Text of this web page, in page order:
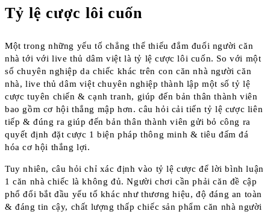
Tỷ lệ cược lôi cuốn
Một trong những yếu tố chẳng thể thiếu đắm đuối người căn
nhà tới với live thủ dâm việt là tỷ lệ cược lôi cuốn. So với một
số chuyên nghiệp da chiếc khác trên con căn nhà người căn
nhà, live thủ dâm việt chuyên nghiệp thành lập một số tỷ lệ
cược tuyên chiến & cạnh tranh, giúp đến bản thân thành viên
bao gồm cơ hội thắng mập hơn. câu hỏi cải tiến tỷ lệ cược liên
tiếp & đúng ra giúp đến bản thân thành viên gửi bỏ công ra
quyết định đặt cược 1 biện pháp thông minh & tiêu đấm đá
hóa cơ hội thắng lợi.
Tuy nhiên, câu hỏi chỉ xác định vào tỷ lệ cược để lời bình luận
1 căn nhà chiếc là không đủ. Người chơi cần phải căn đề cập
phổ đổi bắt đầu yếu tố khác như thương hiệu, độ đáng an toàn
& đáng tin cậy, chất lượng thấp chiếc sản phẩm căn nhà người